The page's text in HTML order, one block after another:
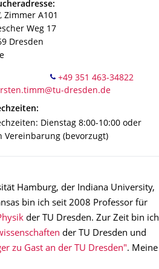
Zimmer A101
Weg 17
Dresden
Dienstag 8:00-10:00 oder
Vereinbarung (bevorzugt)
Hamburg, der Indiana University,
bin ich seit 2008 Professor für
der TU Dresden. Zur Zeit bin ich
der TU Dresden und
zu Gast an der TU Dresden". Meine